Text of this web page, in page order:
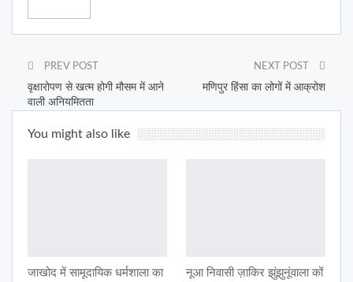
PREV POST
वृक्षारोपण से खत्म होगी मौसम में आने
वाली अनियमितता
NEXT POST
मणिपुर हिंसा का लोगों में आक्रोश
You might also like
जाखोद में सामूदायिक धर्मशाला का
नूआ निवासी ज़ाकिर झुंझुनूंवाला कों